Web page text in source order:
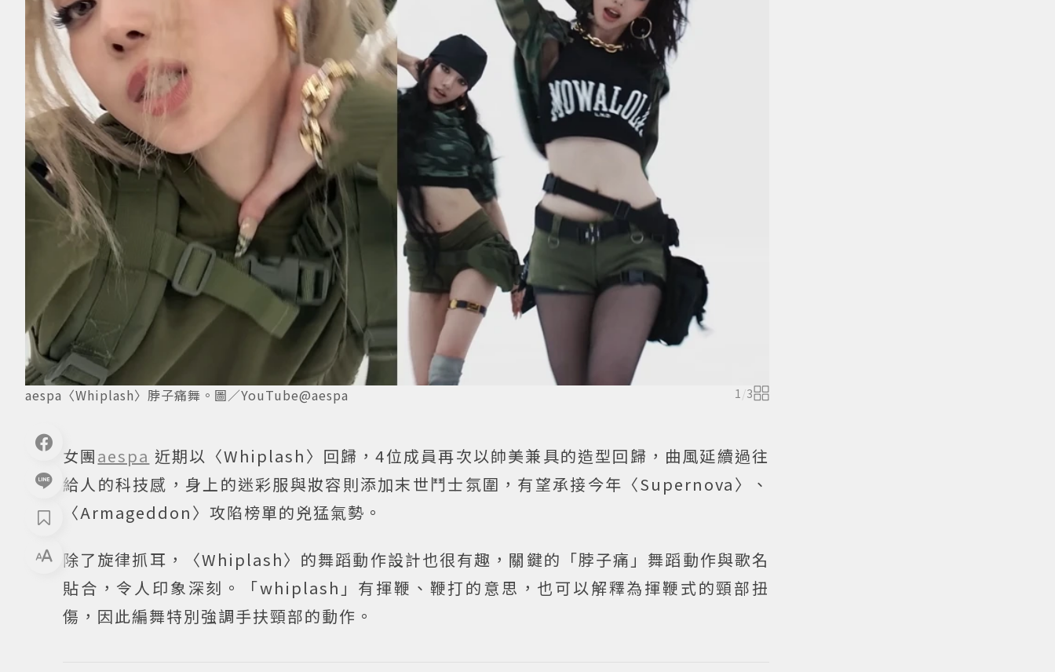
aespa〈Whiplash〉脖子痛舞。圖／YouTube@aespa 1/3
女團aespa 近期以〈Whiplash〉回歸，4位成員再次以帥美兼具的造型回歸，曲風延續過往
給人的科技感，身上的迷彩服與妝容則添加末世鬥士氛圍，有望承接今年〈Supernova〉、
〈Armageddon〉攻陷榜單的兇猛氣勢。
除了旋律抓耳，〈Whiplash〉的舞蹈動作設計也很有趣，關鍵的「脖子痛」舞蹈動作與歌名
貼合，令人印象深刻。「whiplash」有揮鞭、鞭打的意思，也可以解釋為揮鞭式的頸部扭
傷，因此編舞特別強調手扶頸部的動作。